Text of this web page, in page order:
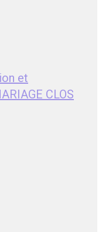
et
CLOS